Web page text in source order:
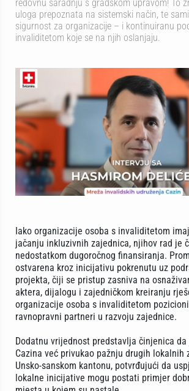
redovnu saradnju s gradskom upravom! To
uloga prepoznata na sistemski način, te
sigurnost za organizacije – i kontinuiranu
invaliditetom koje se na njih oslanjaju.
Iako organizacije osoba s invaliditetom
jačanju inkluzivnih zajednica, njihov rad je
nedostatkom dugoročnog finansiranja.
ostvarena kroz inicijativu pokrenutu uz
projekta, čiji se pristup zasniva na
aktera, dijalogu i zajedničkom kreiranju
organizacije osoba s invaliditetom
ravnopravni partneri u razvoju zajednice.
Dodatnu vrijednost predstavlja činjenica
Cazina već privukao pažnju drugih lokalnih
Unsko-sanskom kantonu, potvrđujući da
lokalne inicijative mogu postati primjer